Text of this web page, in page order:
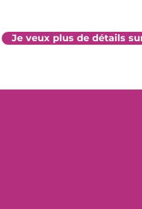
Je veux plus de détails